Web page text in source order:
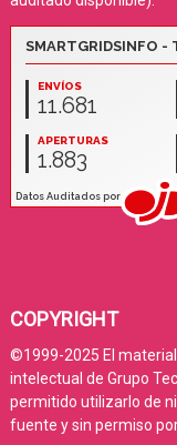
COPYRIGHT
©1999-2025 El material
intelectual de Grupo
permitido utilizarlo de
fuente y sin permiso por